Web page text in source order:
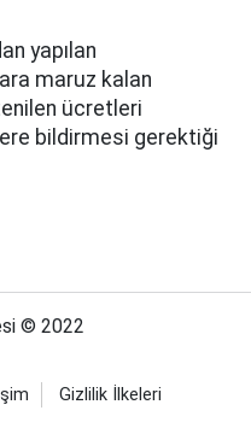
yapılan
maruz kalan
ücretleri
bildirmesi gerektiği
© 2022
Gizlilik İlkeleri